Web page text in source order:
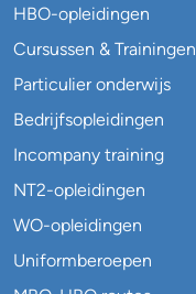
HBO-opleidingen
Cursussen & Trainingen
Particulier onderwijs
Bedrijfsopleidingen
Incompany training
NT2-opleidingen
WO-opleidingen
Uniformberoepen